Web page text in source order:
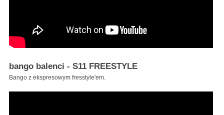
bango balenci - S11 FREESTYLE
Bango z ekspresowym fresstyle'em.